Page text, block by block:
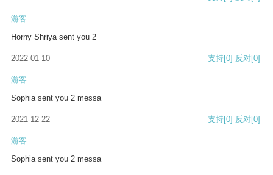
游客
Horny Shriya sent you 2
2022-01-10 支持[0] 反对[0]
游客
Sophia sent you 2 messa
2021-12-22 支持[0] 反对[0]
游客
Sophia sent you 2 messa